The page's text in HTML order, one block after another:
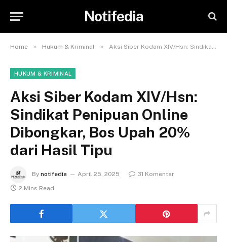
Notifedia
Home » Hukum & Kriminal » Aksi Siber Kodam XIV/Hsn: Sindikat Penipuan Online Dibongkar, Bos Upah 20% dari Hasil Tipu
HUKUM & KRIMINAL
Aksi Siber Kodam XIV/Hsn:
Sindikat Penipuan Online
Dibongkar, Bos Upah 20%
dari Hasil Tipu
By notifedia April 25, 2025
31 Komentar
2 Mins Read